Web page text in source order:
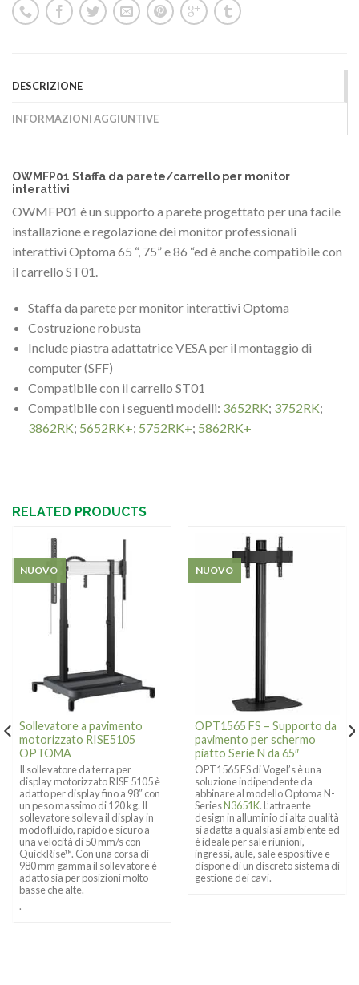
DESCRIZIONE
INFORMAZIONI AGGIUNTIVE
OWMFP01 Staffa da parete/carrello per monitor
interattivi
OWMFP01 è un supporto a parete progettato per una facile
installazione e regolazione dei monitor professionali
interattivi Optoma 65 “, 75” e 86 “ed è anche compatibile con
il carrello ST01.
Staffa da parete per monitor interattivi Optoma
Costruzione robusta
Include piastra adattatrice VESA per il montaggio di
computer (SFF)
Compatibile con il carrello ST01
Compatibile con i seguenti modelli: 3652RK; 3752RK;
3862RK; 5652RK+; 5752RK+; 5862RK+
RELATED PRODUCTS
Sollevatore a pavimento
motorizzato RISE5105
OPTOMA
Il sollevatore da terra per
display motorizzato RISE 5105 è
adatto per display fino a 98″ con
un peso massimo di 120 kg. Il
sollevatore solleva il display in
modo fluido, rapido e sicuro a
una velocità di 50 mm/s con
QuickRise™. Con una corsa di
980 mm gamma il sollevatore è
adatto sia per posizioni molto
basse che alte.
.
NUOVO
OPT1565 FS – Supporto da
pavimento per schermo
piatto Serie N da 65″
OPT1565 FS di Vogel’s è una
soluzione indipendente da
abbinare al modello Optoma N-
SeriesN3651K. L’attraente
design in alluminio di alta qualità
si adatta a qualsiasi ambiente ed
è ideale per sale riunioni,
ingressi, aule, sale espositive e
dispone di un discreto sistema di
gestione dei cavi.
NUOVO